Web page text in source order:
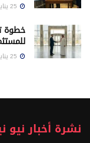
خطوة
نشرة أخبار نيو